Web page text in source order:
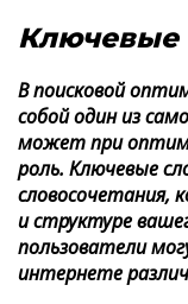
Ключевые
В поисковой
собой один из
может при
роль. Ключевые
и структуре
пользователи
интернете